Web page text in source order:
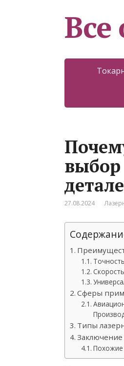
Все
выбор
27.08.2024
Сферы
Типы
Заключение
Похожие